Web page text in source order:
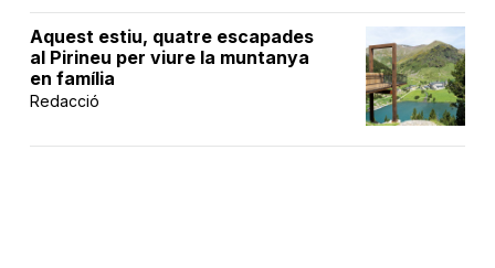
Aquest estiu, quatre escapades
al Pirineu per viure la muntanya
en família
Redacció